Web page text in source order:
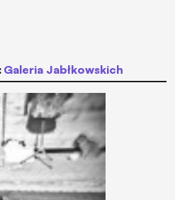
Galeria Jabłkowskich